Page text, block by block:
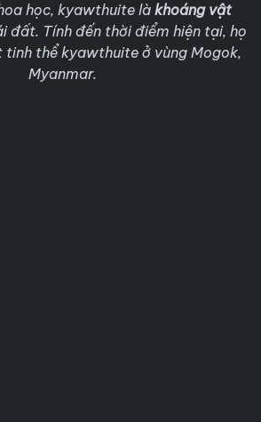
học, kyawthuite là khoáng vật
đất. Tính đến thời điểm hiện tại, họ
thể kyawthuite ở vùng Mogok,
Myanmar.